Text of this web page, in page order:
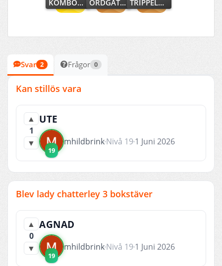
KOMBOMÄSTARE ORDGÅTAN-DEBUT TRIPPELKOMBO
Svar 2 Frågor 0
Kan stillös vara
▲
1
▼
UTE
19
mhildbrinkNivå 191 Juni 2026
Blev lady chatterley 3 bokstäver
▲
0
▼
AGNAD
19
mhildbrinkNivå 191 Juni 2026